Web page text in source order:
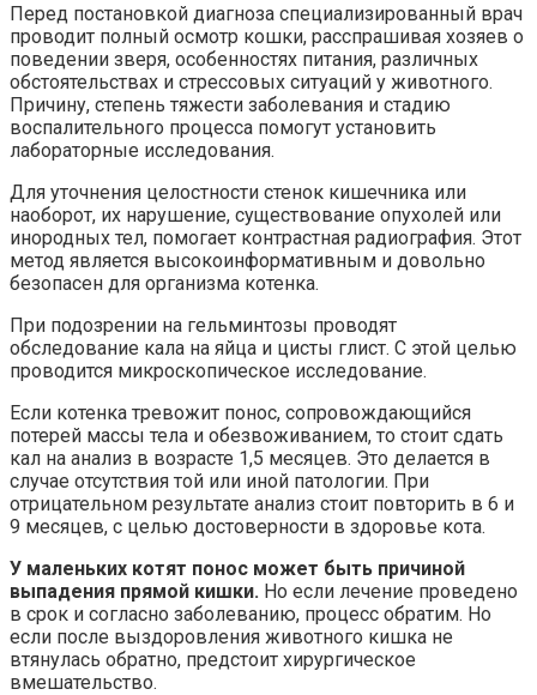
Перед постановкой диагноза специализированный врач
проводит полный осмотр кошки, расспрашивая хозяев о
поведении зверя, особенностях питания, различных
обстоятельствах и стрессовых ситуаций у животного.
Причину, степень тяжести заболевания и стадию
воспалительного процесса помогут установить
лабораторные исследования.
Для уточнения целостности стенок кишечника или
наоборот, их нарушение, существование опухолей или
инородных тел, помогает контрастная радиография. Этот
метод является высокоинформативным и довольно
безопасен для организма котенка.
При подозрении на гельминтозы проводят
обследование кала на яйца и цисты глист. С этой целью
проводится микроскопическое исследование.
Если котенка тревожит понос, сопровождающийся
потерей массы тела и обезвоживанием, то стоит сдать
кал на анализ в возрасте 1,5 месяцев. Это делается в
случае отсутствия той или иной патологии. При
отрицательном результате анализ стоит повторить в 6 и
9 месяцев, с целью достоверности в здоровье кота.
У маленьких котят понос может быть причиной
выпадения прямой кишки. Но если лечение проведено
в срок и согласно заболеванию, процесс обратим. Но
если после выздоровления животного кишка не
втянулась обратно, предстоит хирургическое
вмешательство.